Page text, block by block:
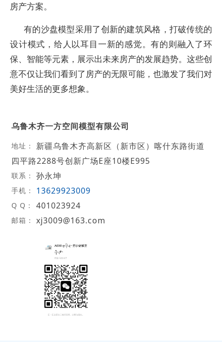
房产方案。
有的沙盘模型采用了创新的建筑风格，打破传统的
设计模式，给人以耳目一新的感觉。有的则融入了环
保、智能等元素，展示出未来房产的发展趋势。这些创
意不仅让我们看到了房产的无限可能，也激发了我们对
美好生活的更多想象。
乌鲁木齐一方空间模型有限公司
地址：
新疆乌鲁木齐高新区（新市区）喀什东路街道
四平路2288号创新广场E座10楼E995
联系： 孙永坤
手机： 13629923009
Q Q： 401023924
邮箱： xj3009@163.com